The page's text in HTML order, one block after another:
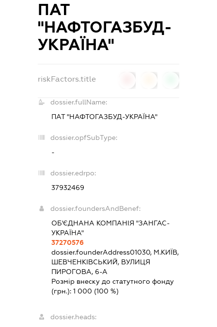
ПАТ
"НАФТОГАЗБУД-
УКРАЇНА"
riskFactors.title
dossier.fullName:
ПАТ "НАФТОГАЗБУД-УКРАЇНА"
dossier.opfSubType:
-
dossier.edrpo:
37932469
dossier.foundersAndBenef:
ОБ'ЄДНАНА КОМПАНІЯ "ЗАНГАС-
УКРАЇНА"
37270576
dossier.founderAddress01030, М.КИЇВ,
ШЕВЧЕНКІВСЬКИЙ, ВУЛИЦЯ
ПИРОГОВА, 6-А
Розмір внеску до статутного фонду
(грн.):1 000 (100 %)
dossier.heads: